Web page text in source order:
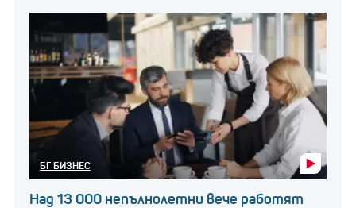
БГ БИЗНЕС
Над 13 000 непълнолетни вече работят